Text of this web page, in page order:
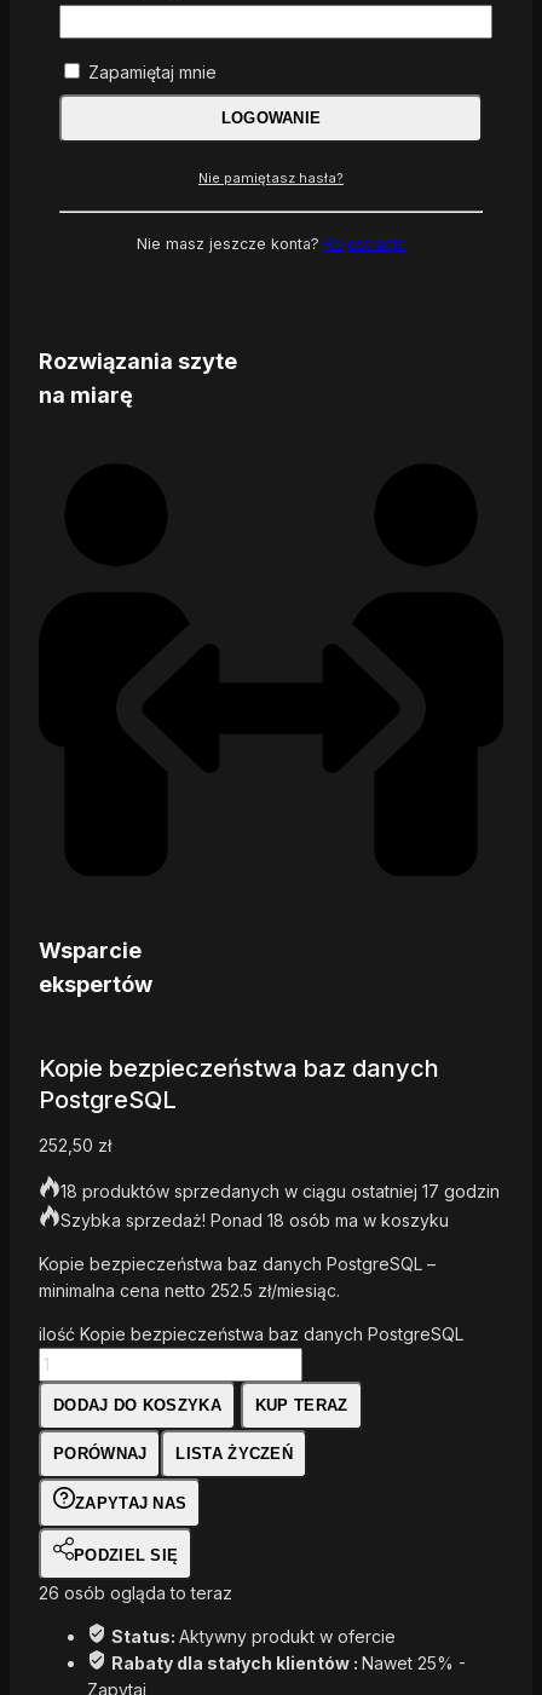
Rozwiązania szyte
na miarę
Wsparcie
ekspertów
Kopie bezpieczeństwa baz danych
PostgreSQL
252,50 zł
18 produktów sprzedanych w ciągu ostatniej 17 godzin
Szybka sprzedaż! Ponad 18 osób ma w koszyku
Kopie bezpieczeństwa baz danych PostgreSQL –
minimalna cena netto 252.5 zł/miesiąc.
ilość Kopie bezpieczeństwa baz danych PostgreSQL
DODAJ DO KOSZYKA KUP TERAZ
PORÓWNAJ LISTA ŻYCZEŃ
ZAPYTAJ NAS
PODZIEL SIĘ
26 osób ogląda to teraz
Status: Aktywny produkt w ofercie
Rabaty dla stałych klientów : Nawet 25% -
Zapytaj
Zapamiętaj mnie
LOGOWANIE
Nie pamiętasz hasła?
Nie masz jeszcze konta? Rejestracja